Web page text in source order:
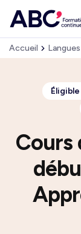
Accueil Langues
Cours
Éligible